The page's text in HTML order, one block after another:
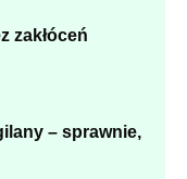
zakłóceń
– sprawnie,